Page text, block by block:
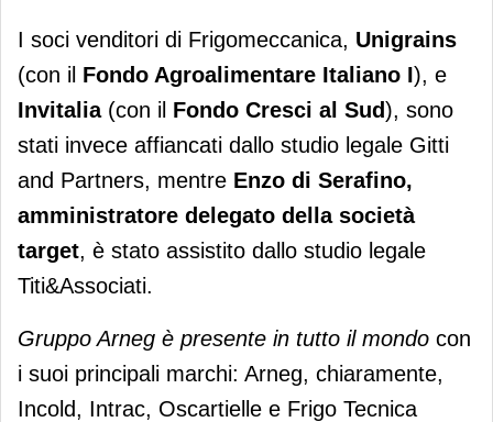
I soci venditori di Frigomeccanica, Unigrains
(con il Fondo Agroalimentare Italiano I), e
Invitalia(con il Fondo Cresci al Sud), sono
stati invece affiancati dallo studio legale Gitti
and Partners, mentre Enzo di Serafino,
amministratore delegato della società
target, è stato assistito dallo studio legale
Titi&Associati.
Gruppo Arneg è presente in tutto il mondo con
i suoi principali marchi: Arneg, chiaramente,
Incold, Intrac, Oscartielle e Frigo Tecnica